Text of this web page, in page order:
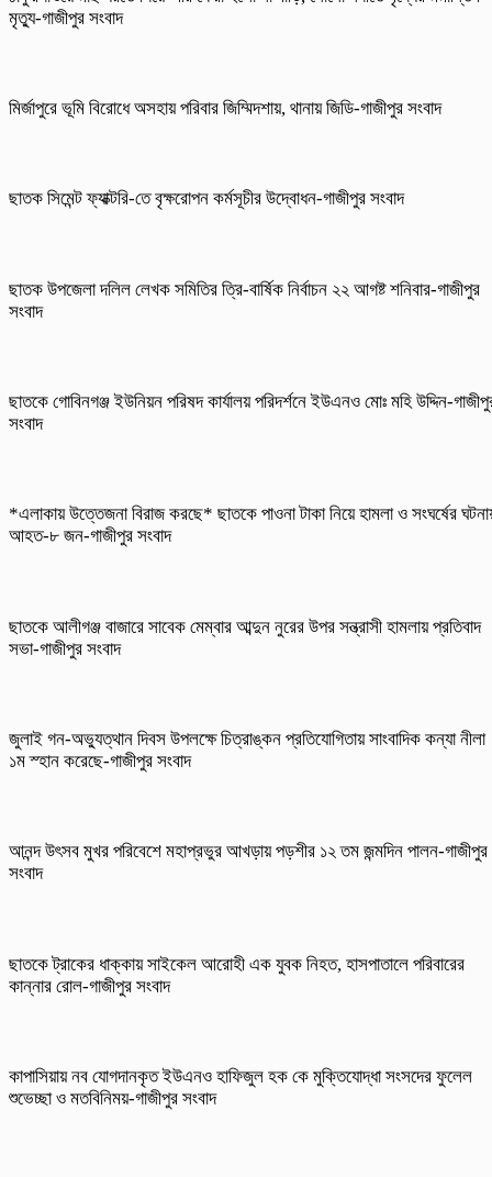
মৃত্যু-গাজীপুর সংবাদ
মির্জাপুরে ভূমি বিরোধে অসহায় পরিবার জিম্মিদশায়, থানায় জিডি-গাজীপুর সংবাদ
ছাতক সিমেন্ট ফ্যাক্টরি-তে বৃক্ষরোপন কর্মসূচীর উদ্বোধন-গাজীপুর সংবাদ
ছাতক উপজেলা দলিল লেখক সমিতির ত্রি-বার্ষিক নির্বাচন ২২ আগষ্ট শনিবার-গাজীপুর
সংবাদ
ছাতকে গোবিনগঞ্জ ইউনিয়ন পরিষদ কার্যালয় পরিদর্শনে ইউএনও মোঃ মহি উদ্দিন-
সংবাদ
*এলাকায় উত্তেজনা বিরাজ করছে* ছাতকে পাওনা টাকা নিয়ে হামলা ও সংঘর্ষের
আহত-৮ জন-গাজীপুর সংবাদ
ছাতকে আলীগঞ্জ বাজারে সাবেক মেম্বার আব্দুন নুরের উপর সন্ত্রাসী হামলায় প্রতিবাদ
সভা-গাজীপুর সংবাদ
জুলাই গন-অভ্যুত্থান দিবস উপলক্ষে চিত্রাঙ্কন প্রতিযোগিতায় সাংবাদিক কন্যা নীলা
১ম স্হান করেছে-গাজীপুর সংবাদ
আনন্দ উৎসব মুখর পরিবেশে মহাপ্রভুর আখড়ায় পড়শীর ১২ তম জন্মদিন পালন-গাজীপুর
সংবাদ
ছাতকে ট্রাকের ধাক্কায় সাইকেল আরোহী এক যুবক নিহত, হাসপাতালে পরিবারের
কান্নার রোল-গাজীপুর সংবাদ
কাপাসিয়ায় নব যোগদানকৃত ইউএনও হাফিজুল হক কে মুক্তিযোদ্ধা সংসদের ফুলেল
শুভেচ্ছা ও মতবিনিময়-গাজীপুর সংবাদ